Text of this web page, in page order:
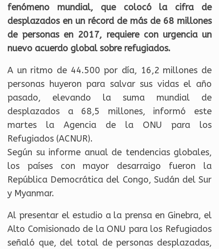
fenómeno mundial, que colocó la cifra de
desplazados en un récord de más de 68 millones
de personas en 2017, requiere con urgencia un
nuevo acuerdo global sobre refugiados.
A un ritmo de 44.500 por día, 16,2 millones de
personas huyeron para salvar sus vidas el año
pasado, elevando la suma mundial de
desplazados a 68,5 millones, informó este
martes la Agencia de la ONU para los
Refugiados (ACNUR).
Según su informe anual de tendencias globales,
los países con mayor desarraigo fueron la
República Democrática del Congo, Sudán del Sur
y Myanmar.
Al presentar el estudio a la prensa en Ginebra, el
Alto Comisionado de la ONU para los Refugiados
señaló que, del total de personas desplazadas,